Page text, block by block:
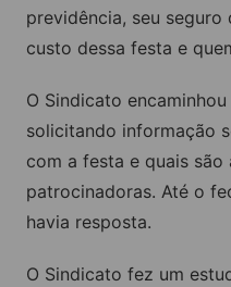
previdência, seu
custo dessa festa e
O Sindicato
solicitando informação
com a festa e quais são
patrocinadoras. Até o
havia resposta.
O Sindicato fez um